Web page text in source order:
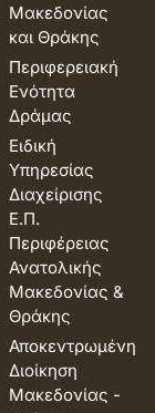
Μακεδονίας
και Θράκης
Περιφερειακή
Ενότητα
Δράμας
Ειδική
Υπηρεσίας
Διαχείρισης
Ε.Π.
Περιφέρειας
Ανατολικής
Μακεδονίας &
Θράκης
Αποκεντρωμένη
Διοίκηση
Μακεδονίας -